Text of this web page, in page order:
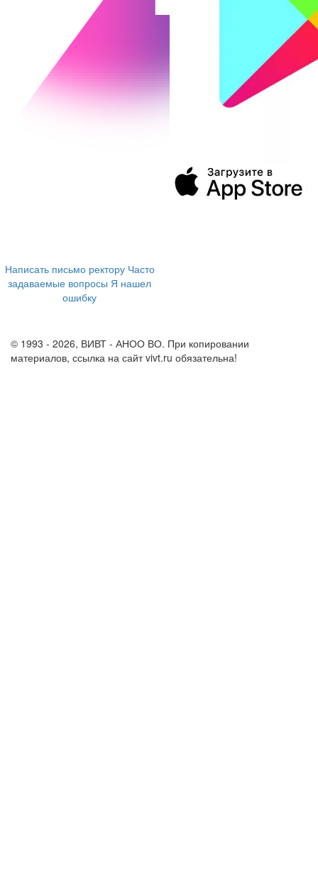
Написать письмо ректору Часто
задаваемые вопросы Я нашел
ошибку
© 1993 - 2026, ВИВТ - АНОО ВО. При копировании
материалов, ссылка на сайт vivt.ru обязательна!